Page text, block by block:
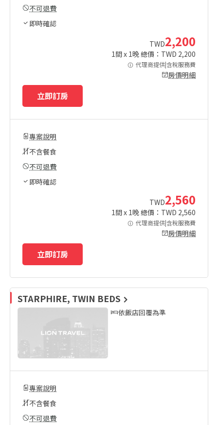
不可退費
即時確認
TWD2,200
1間 x 1晚 總價：TWD 2,200
代理商提供|含稅服務費
房價明細
立即訂房
專案說明
不含餐食
不可退費
即時確認
TWD2,560
1間 x 1晚 總價：TWD 2,560
代理商提供|含稅服務費
房價明細
立即訂房
STARPHIRE, TWIN BEDS
依飯店回覆為準
專案說明
不含餐食
不可退費